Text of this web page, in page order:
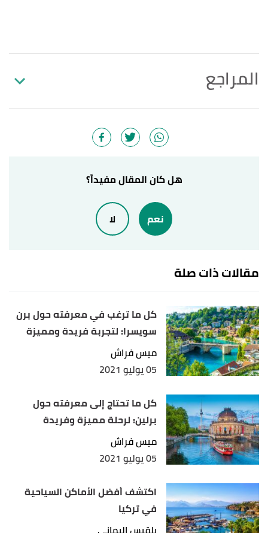
المراجع
to visit in August" ,wanderlust
PATRICIA DOHERTY (2/7/2020),"Best Places to
28/3/2021. Edited.
↑
"Kamari Weather in August"
,thomascook,
Retrieved 29/3/2021. Edited.
↑
"Archaeological Site of Ancient Thera"
,exploring-
greece , Retrieved 29/3/2021. Edited.
↑
"Amoudi Bay, Oia"
,inspirock, Retrieved 29/3/2021.
↑
"MEGALOCHORI"
,santorini, Retrieved 29/3/2021.
Edited.
↑
"Hiking Trail Fira - Oia"
,tripadvisor, Retrieved
29/3/2021. Edited.
↑
"Average Weather During August In Bora Bora
(Bora Bora), French Polynesia",weather-and-
هل كان المقال مفيداً؟
نعم لا
مقالات ذات صلة
كل ما ترغب في معرفته حول برن
سويسرا: لتجربة فريدة ومميزة
ميس فراش
05 يوليو 2021
كل ما تحتاج إلى معرفته حول
برلين: لرحلة مميزة وفريدة
ميس فراش
05 يوليو 2021
اكتشف أفضل الأماكن السياحية
في تركيا